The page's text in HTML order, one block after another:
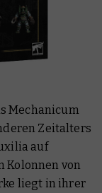
Mechanicum
Zeitalters
auf
Kolonnen von
liegt in ihrer